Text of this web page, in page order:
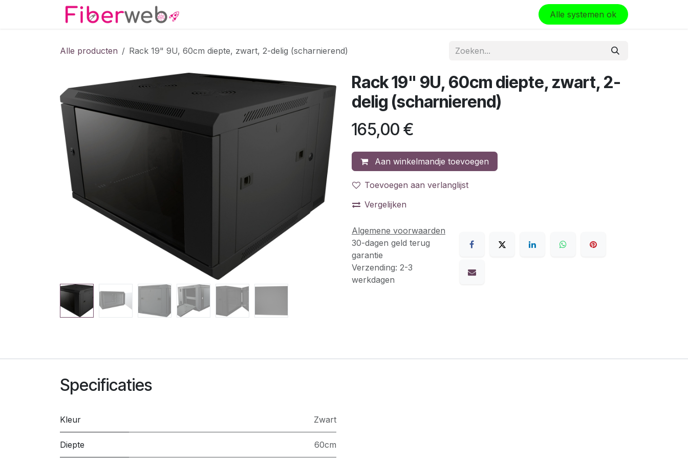
Overslaan naar inhoud
Alle systemen ok
Alle producten Rack 19" 9U, 60cm diepte, zwart, 2-delig (scharnierend)
Rack 19" 9U, 60cm diepte, zwart, 2-
delig (scharnierend)
165,00 €
Aan winkelmandje toevoegen
Toevoegen aan verlanglijst
Vergelijken
Algemene voorwaarden
30-dagen geld terug
garantie
Verzending: 2-3
werkdagen
Specificaties
Kleur Zwart
Diepte 60cm